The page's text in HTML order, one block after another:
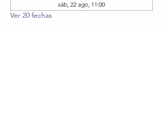
sáb, 22 ago, 11:00
Ver 20 fechas